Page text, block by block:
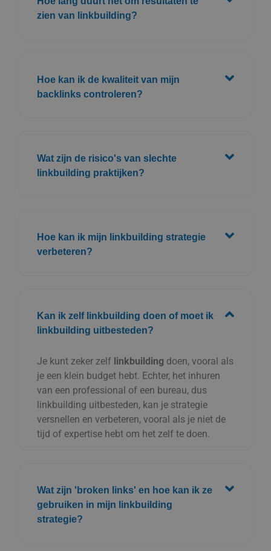
zien van linkbuilding?
Hoe kan ik de kwaliteit van mijn
backlinks controleren?
Wat zijn de risico's van slechte
linkbuilding praktijken?
Hoe kan ik mijn linkbuilding strategie
verbeteren?
Kan ik zelf linkbuilding doen of moet ik
linkbuilding uitbesteden?
Je kunt zeker zelf linkbuilding doen, vooral als
je een klein budget hebt. Echter, het inhuren
van een professional of een bureau, dus
linkbuilding uitbesteden, kan je strategie
versnellen en verbeteren, vooral als je niet de
tijd of expertise hebt om het zelf te doen.
Wat zijn 'broken links' en hoe kan ik ze
gebruiken in mijn linkbuilding
strategie?